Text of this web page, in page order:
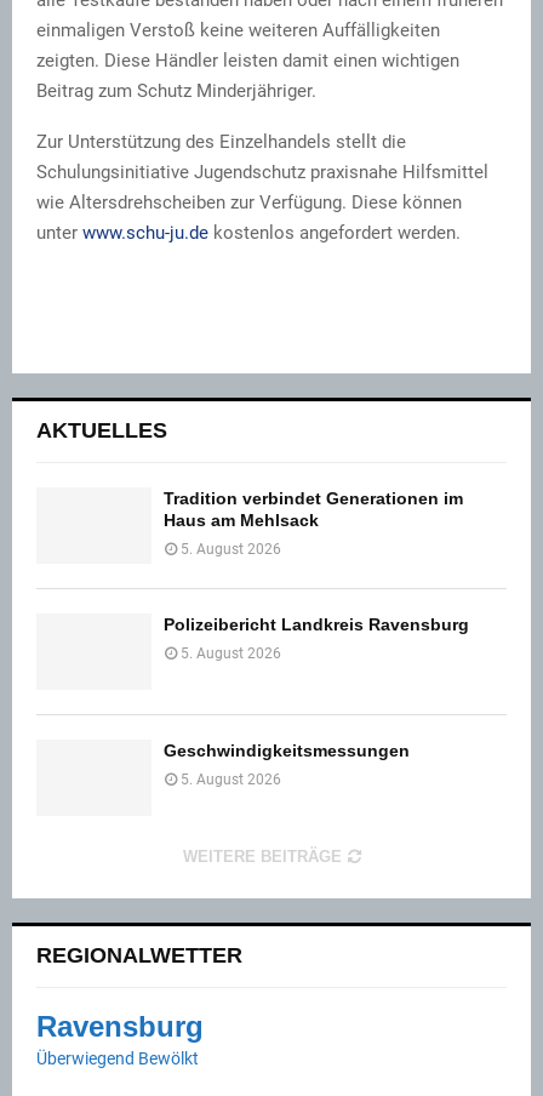
einmaligen Verstoß keine weiteren Auffälligkeiten
zeigten. Diese Händler leisten damit einen wichtigen
Beitrag zum Schutz Minderjähriger.
Zur Unterstützung des Einzelhandels stellt die
Schulungsinitiative Jugendschutz praxisnahe Hilfsmittel
wie Altersdrehscheiben zur Verfügung. Diese können
unter www.schu-ju.de kostenlos angefordert werden.
AKTUELLES
Tradition verbindet Generationen im
Haus am Mehlsack
5. August 2026
Polizeibericht Landkreis Ravensburg
5. August 2026
Geschwindigkeitsmessungen
5. August 2026
WEITERE BEITRÄGE
REGIONALWETTER
Ravensburg
Überwiegend Bewölkt